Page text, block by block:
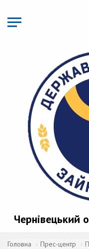
основного
матеріалу
Чернівецький
Головна Прес-центр